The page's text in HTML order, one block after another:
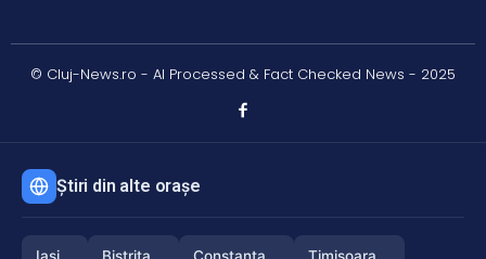
© Cluj-News.ro - AI Processed & Fact Checked News - 2025
Știri din alte orașe